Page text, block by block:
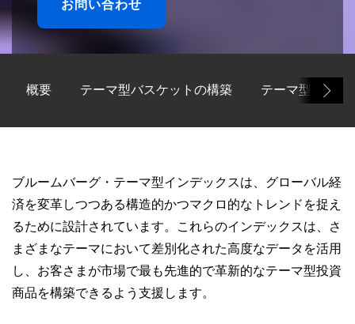
お問い合わせ
概要 テーマ型バスケットの構築 テーマ型バスケ
ブルームバーグ・テーマ型インデックスは、グローバル経
済を変革しつつある構造的かつマクロ的なトレンドを捉え
るために設計されています。これらのインデックスは、さ
まざまなテーマにおいて差別化された高度なデータを活用
し、お客さまが市場で最も先進的で革新的なテーマ型投資
商品を構築できるよう支援します。